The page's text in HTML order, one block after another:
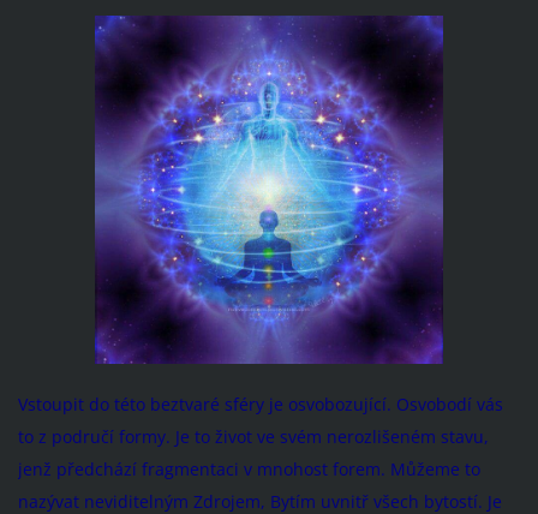
Vstoupit do této beztvaré sféry je osvobozující. Osvobodí vás
to z područí formy. Je to život ve svém nerozlišeném stavu,
jenž předchází fragmentaci v mnohost forem. Můžeme to
nazývat neviditelným Zdrojem, Bytím uvnitř všech bytostí. Je